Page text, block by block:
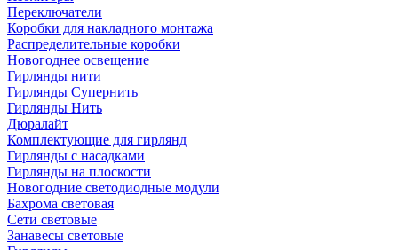
Переключатели
Коробки для накладного монтажа
Распределительные коробки
Новогоднее освещение
Гирлянды нити
Гирлянды Супернить
Гирлянды Нить
Дюралайт
Комплектующие для гирлянд
Гирлянды с насадками
Гирлянды на плоскости
Новогодние светодиодные модули
Бахрома световая
Сети световые
Занавесы световые